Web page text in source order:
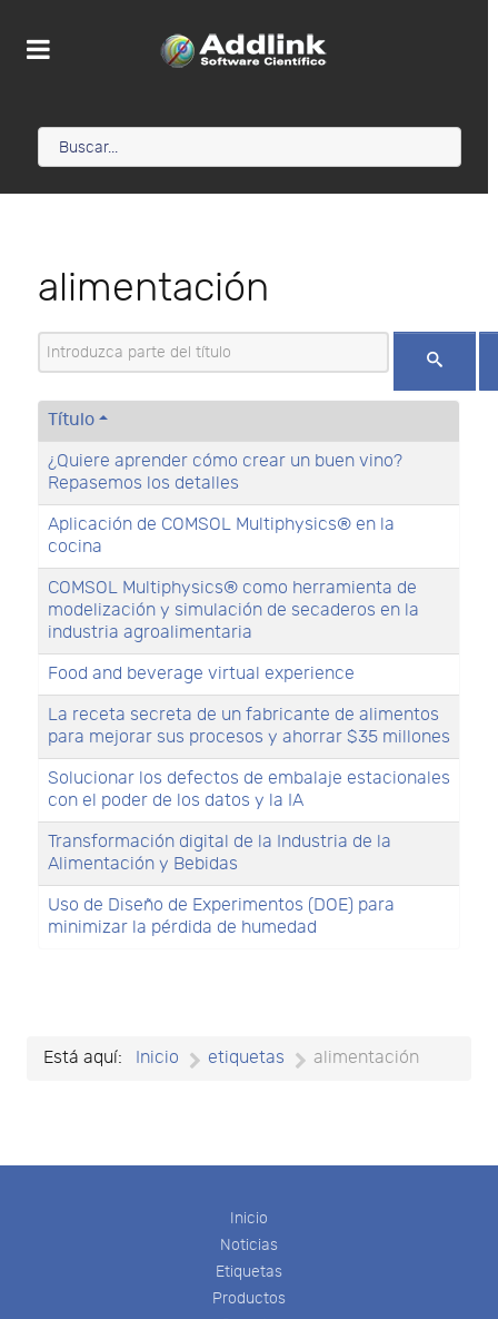
alimentación
Introduzca parte del título
Título
¿Quiere aprender cómo crear un buen vino?
Repasemos los detalles
Aplicación de COMSOL Multiphysics® en la
cocina
COMSOL Multiphysics® como herramienta de
modelización y simulación de secaderos en la
industria agroalimentaria
Food and beverage virtual experience
La receta secreta de un fabricante de alimentos
para mejorar sus procesos y ahorrar $35 millones
Solucionar los defectos de embalaje estacionales
con el poder de los datos y la IA
Transformación digital de la Industria de la
Alimentación y Bebidas
Uso de Diseño de Experimentos (DOE) para
minimizar la pérdida de humedad
Está aquí: Inicio etiquetas alimentación
Inicio
Noticias
Etiquetas
Productos